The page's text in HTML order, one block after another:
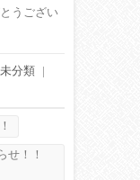
うござい
未分類 |
せ！！